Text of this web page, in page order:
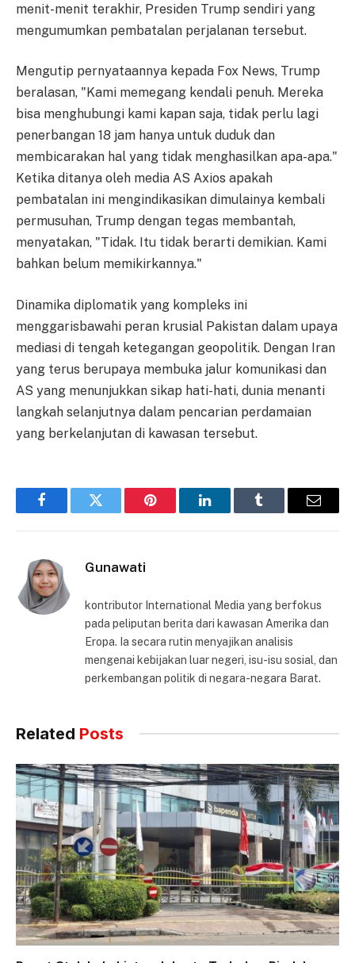
menit-menit terakhir, Presiden Trump sendiri yang
mengumumkan pembatalan perjalanan tersebut.
Mengutip pernyataannya kepada Fox News, Trump
beralasan, "Kami memegang kendali penuh. Mereka
bisa menghubungi kami kapan saja, tidak perlu lagi
penerbangan 18 jam hanya untuk duduk dan
membicarakan hal yang tidak menghasilkan apa-apa."
Ketika ditanya oleh media AS Axios apakah
pembatalan ini mengindikasikan dimulainya kembali
permusuhan, Trump dengan tegas membantah,
menyatakan, "Tidak. Itu tidak berarti demikian. Kami
bahkan belum memikirkannya."
Dinamika diplomatik yang kompleks ini
menggarisbawahi peran krusial Pakistan dalam upaya
mediasi di tengah ketegangan geopolitik. Dengan Iran
yang terus berupaya membuka jalur komunikasi dan
AS yang menunjukkan sikap hati-hati, dunia menanti
langkah selanjutnya dalam pencarian perdamaian
yang berkelanjutan di kawasan tersebut.
FacebookTwitter Pinterest LinkedInTumblr Email
Gunawati
kontributor International Media yang berfokus
pada peliputan berita dari kawasan Amerika dan
Eropa. Ia secara rutin menyajikan analisis
mengenai kebijakan luar negeri, isu-isu sosial, dan
perkembangan politik di negara-negara Barat.
Related Posts